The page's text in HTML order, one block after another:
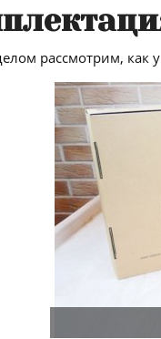
рассмотрим, как